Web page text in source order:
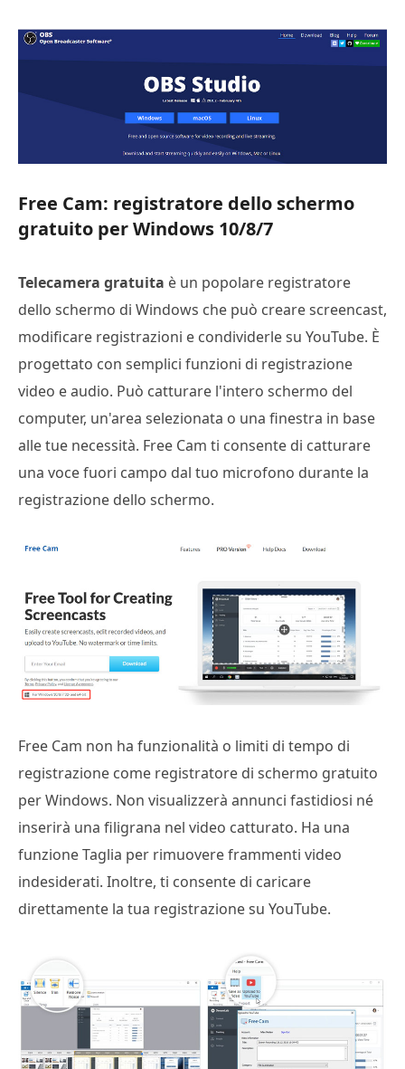
Free Cam: registratore dello schermo
gratuito per Windows 10/8/7
Telecamera gratuita è un popolare registratore
dello schermo di Windows che può creare screencast,
modificare registrazioni e condividerle su YouTube. È
progettato con semplici funzioni di registrazione
video e audio. Può catturare l'intero schermo del
computer, un'area selezionata o una finestra in base
alle tue necessità. Free Cam ti consente di catturare
una voce fuori campo dal tuo microfono durante la
registrazione dello schermo.
Free Cam non ha funzionalità o limiti di tempo di
registrazione come registratore di schermo gratuito
per Windows. Non visualizzerà annunci fastidiosi né
inserirà una filigrana nel video catturato. Ha una
funzione Taglia per rimuovere frammenti video
indesiderati. Inoltre, ti consente di caricare
direttamente la tua registrazione su YouTube.